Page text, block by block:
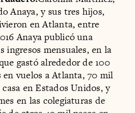
Anaya, y sus tres hijos,
en Atlanta, entre
Anaya publicó una
ingresos mensuales, en la
gastó alrededor de 100
en vuelos a Atlanta, 70 mil
en Estados Unidos, y
en las colegiaturas de